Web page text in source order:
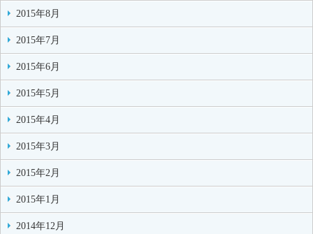
2015年8月
2015年7月
2015年6月
2015年5月
2015年4月
2015年3月
2015年2月
2015年1月
2014年12月